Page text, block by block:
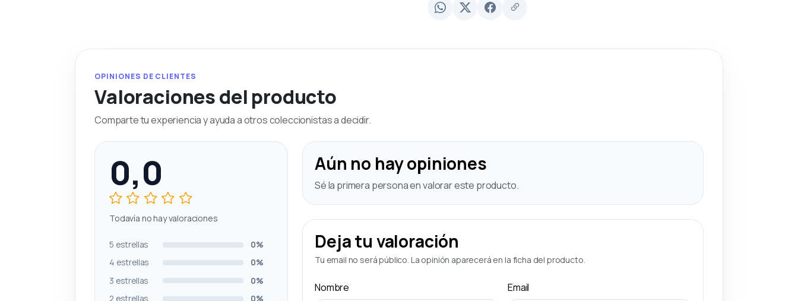
OPINIONES DE CLIENTES
Valoraciones del producto
Comparte tu experiencia y ayuda a otros coleccionistas a decidir.
0,0
Todavía no hay valoraciones
5 estrellas
0%
4 estrellas
0%
3 estrellas
0%
2 estrellas
0%
Aún no hay opiniones
Sé la primera persona en valorar este producto.
Deja tu valoración
Tu email no será público. La opinión aparecerá en la ficha del producto.
Nombre Email